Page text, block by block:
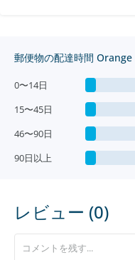
郵便物の配達時間 Orange
0〜14日
15〜45日
46〜90日
90日以上
レビュー (0)